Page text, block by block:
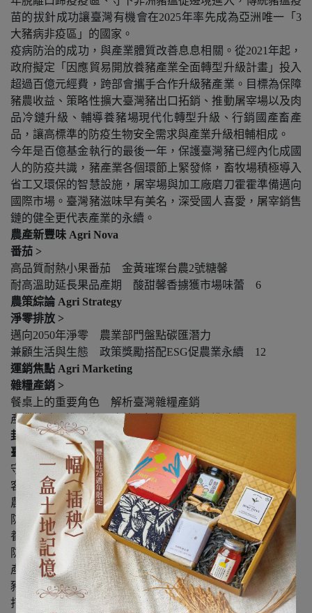
苗的拔針成功讓臺灣有機會在2025年率先成為亞洲唯一「3
大豬病非疫區」的國家。
疫病防治的成功，與產業體質改善息息相關。從2021年起，
政府擬定「因應貿易開放養豬產業全面轉型升級計畫」投入
超過百億元經費，跨部會攜手合作升級豬產業。目標為保障
豬農收益、策略性擴大臺灣豬出口拓銷、推動屠宰場以及肉
品冷鏈升級、輔導養豬場現代化轉型升級、行銷國產畜產
品，讓高標準的防疫生物安全需求與產業升級相輔相成。
今年是百億基金執行的最後一年，保護臺灣豬已經內化成國
人的防疫共識，豬產業各個環節上緊發條，畜牧場積極導入
省工又環保的智慧設施，屠宰場與加工廠磨刀霍霍準備邁向
國際市場。臺灣豬滋味早有美名，深受國人喜愛，屠宰銷售
鏈的健全更代表產業的永續。
農產新豐味 Agri Nova
番茄 >
高品質耐熱小果番茄 金黃璀璨台農2號糖馨
耐高溫助延長果品產期 酸甜馨香擄獲市場味蕾 6
農策綜論 Agri Strategy
淨零排放 >
邁向2050年淨零 農業部門盤點碳匯潛力
兼顧生活與生態 政策獎勵搭配ESG促農業永續 12
運銷焦點 Agri Marketing
雜糧產銷 >
餐桌上的重要角色 解析臺灣雜糧產銷
產業特殊、進口產品強勢 振興國產雜糧挑戰多 18
封面故事 Cover Story
臺灣豬 好安心 >
守護臺灣豬隊友 百億升級 非疫永續 24
客座總編輯
農業部常務次長│杜文珍
防疫是每個人的事 臺灣豬是國人共同價值
養豬產業升級吸引生力軍 邁向亞洲第一非疫區 26
防疫提升、畜舍現代化 養豬業蓄勢待發
產官學評析競爭力 更健康才能走下去 30
豬瘟非疫區後進軍高端日本 嘉一香賣豬肉更賣品質
打造活菌豬自有品牌 新建高效能全自動屠宰場 36